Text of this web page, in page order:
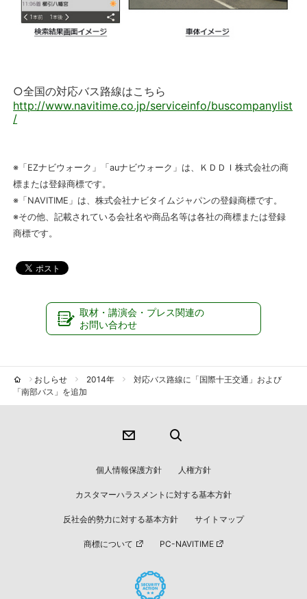
○全国の対応バス路線はこちら
http://www.navitime.co.jp/serviceinfo/buscompanylist
/
※「EZナビウォーク」「auナビウォーク」は、ＫＤＤＩ株式会社の商
標または登録商標です。
※「NAVITIME」は、株式会社ナビタイムジャパンの登録商標です。
※その他、記載されている会社名や商品名等は各社の商標または登録
商標です。
取材・講演会・プレス関連の
お問い合わせ
おしらせ 2014年
対応バス路線に「国際十王交通」および
「南部バス」を追加
個人情報保護方針 人権方針
カスタマーハラスメントに対する基本方針
反社会的勢力に対する基本方針 サイトマップ
商標について PC-NAVITIME